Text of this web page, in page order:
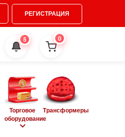
РЕГИСТРАЦИЯ
5 0
Торговое
оборудование
Трансформеры